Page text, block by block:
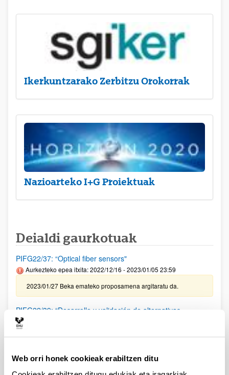
Web orri honek cookieak erabiltzen ditu
Ikerkuntzarako Zerbitzu Orokorrak
Nazioarteko I+G Proiektuak
Deialdi gaurkotuak
PIFG22/37: “Optical fiber sensors"
Aurkezteko epea itxita: 2022/12/16 - 2023/01/05 23:59
2023/01/27 Beka emateko proposamena argitaratu da.
PIFG22/39: “Desarrollo y validación de alternativas
sostenibles basadas en biopolímeros para la conservación
del patrimonio cultural"
2023/01/25 Beka emateko proposamena argitaratu da.